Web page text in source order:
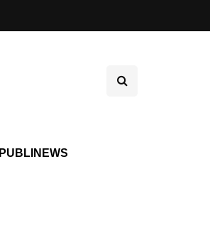
PUBLINEWS